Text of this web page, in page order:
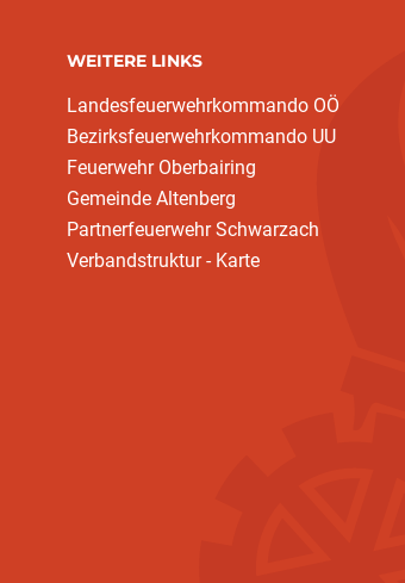
WEITERE LINKS
Landesfeuerwehrkommando OÖ
Bezirksfeuerwehrkommando UU
Feuerwehr Oberbairing
Gemeinde Altenberg
Partnerfeuerwehr Schwarzach
Verbandstruktur - Karte